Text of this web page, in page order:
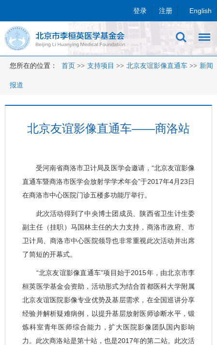
登录 注册 English
您所在的位置： 首页 >> 支持项目 >> 北京友谊影像直通车 >> 新闻
报道
北京友谊影像直通车——商洛站
受河南省商洛市卫计局及医学会邀请，“北京友谊影像
直通车暨商洛市医学会放射学学术年会”于2017年4月23日
在商洛市中心医院门诊五楼多功能厅举行。
此次活动得到了中央博士团成员、陕西省卫生计生委
副主任（挂职）马国林主任的大力支持，商洛市政府、市
卫计局、商洛市中心医院领导也非常重视此次活动并出席
了简短的开幕式。
“北京友谊影像直通车”项目始于2015年，由北京市李
桓英医学基金会资助，活动形式为结合首都医科大学附属
北京友谊医院影像专业优势及基层需求，在全国巡讲分享
经验并解析疑难病例，以提升基层放射医师诊断水平，锻
炼科室青年医师综合能力，扩大医院影像团队国内影响
力。此次商洛站是第十站，也是2017年的第二站。此次活